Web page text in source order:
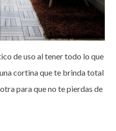
de uso al tener todo lo que
cortina que te brinda total
para que no te pierdas de